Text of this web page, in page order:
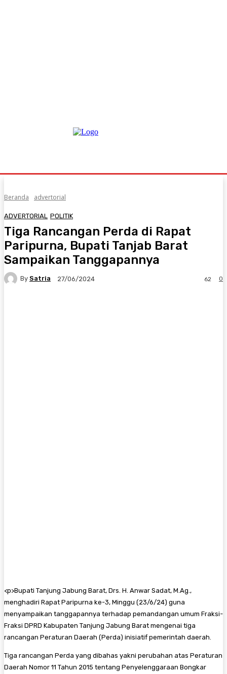
Beranda advertorial
ADVERTORIAL POLITIK
Tiga Rancangan Perda di Rapat
Paripurna, Bupati Tanjab Barat
Sampaikan Tanggapannya
By Satria 27/06/2024 0
62
<p>Bupati Tanjung Jabung Barat, Drs. H. Anwar Sadat, M.Ag.,
menghadiri Rapat Paripurna ke-3, Minggu (23/6/24) guna
menyampaikan tanggapannya terhadap pemandangan umum Fraksi-
Fraksi DPRD Kabupaten Tanjung Jabung Barat mengenai tiga
rancangan Peraturan Daerah (Perda) inisiatif pemerintah daerah.
Tiga rancangan Perda yang dibahas yakni perubahan atas Peraturan
Daerah Nomor 11 Tahun 2015 tentang Penyelenggaraan Bongkar